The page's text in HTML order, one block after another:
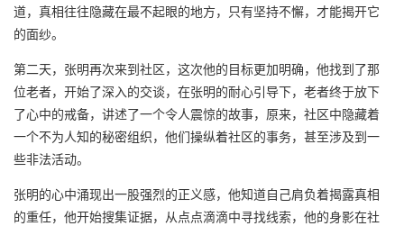
道，真相往往隐藏在最不起眼的地方，只有坚持不懈，才能揭开它
的面纱。
第二天，张明再次来到社区，这次他的目标更加明确，他找到了那
位老者，开始了深入的交谈，在张明的耐心引导下，老者终于放下
了心中的戒备，讲述了一个令人震惊的故事，原来，社区中隐藏着
一个不为人知的秘密组织，他们操纵着社区的事务，甚至涉及到一
些非法活动。
张明的心中涌现出一股强烈的正义感，他知道自己肩负着揭露真相
的重任，他开始搜集证据，从点点滴滴中寻找线索，他的身影在社